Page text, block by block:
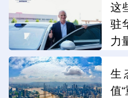
这
驻
力
生
值